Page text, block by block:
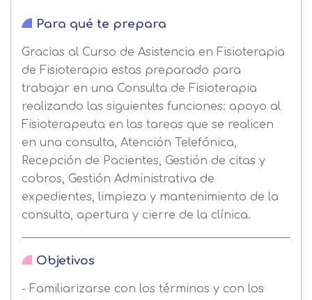
Para qué te prepara
Gracias al Curso de Asistencia en Fisioterapia
de Fisioterapia estas preparado para
trabajar en una Consulta de Fisioterapia
realizando las siguientes funciones: apoyo al
Fisioterapeuta en las tareas que se realicen
en una consulta, Atención Telefónica,
Recepción de Pacientes, Gestión de citas y
cobros, Gestión Administrativa de
expedientes, limpieza y mantenimiento de la
consulta, apertura y cierre de la clínica.
Objetivos
- Familiarizarse con los términos y con los